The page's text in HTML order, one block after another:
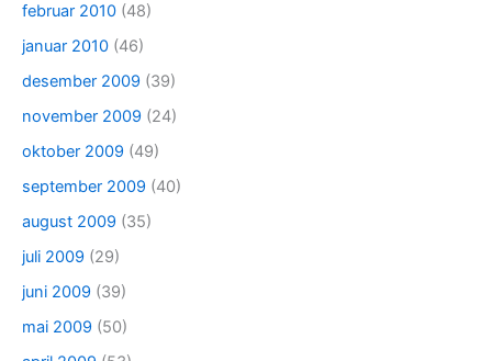
februar 2010 (48)
januar 2010 (46)
desember 2009 (39)
november 2009 (24)
oktober 2009 (49)
september 2009 (40)
august 2009 (35)
juli 2009 (29)
juni 2009 (39)
mai 2009 (50)